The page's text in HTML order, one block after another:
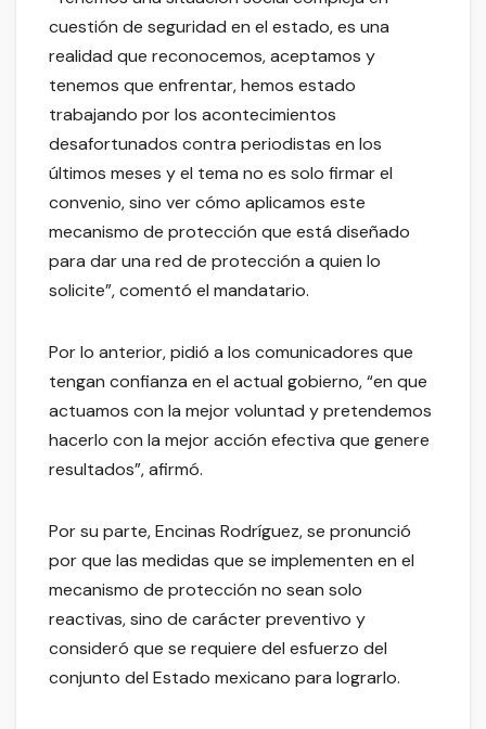
cuestión de seguridad en el estado, es una
realidad que reconocemos, aceptamos y
tenemos que enfrentar, hemos estado
trabajando por los acontecimientos
desafortunados contra periodistas en los
últimos meses y el tema no es solo firmar el
convenio, sino ver cómo aplicamos este
mecanismo de protección que está diseñado
para dar una red de protección a quien lo
solicite”, comentó el mandatario.
Por lo anterior, pidió a los comunicadores que
tengan confianza en el actual gobierno, “en que
actuamos con la mejor voluntad y pretendemos
hacerlo con la mejor acción efectiva que genere
resultados”, afirmó.
Por su parte, Encinas Rodríguez, se pronunció
por que las medidas que se implementen en el
mecanismo de protección no sean solo
reactivas, sino de carácter preventivo y
consideró que se requiere del esfuerzo del
conjunto del Estado mexicano para lograrlo.